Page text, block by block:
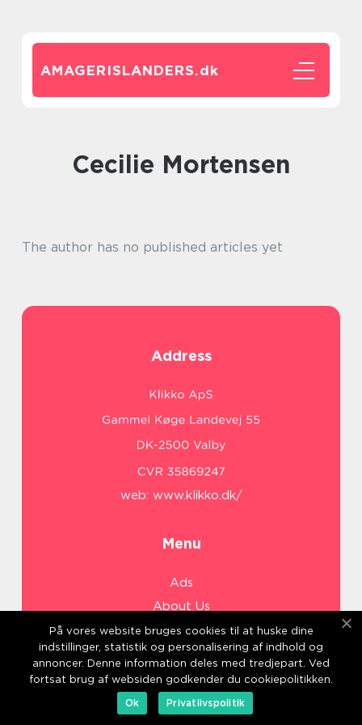
AMAGERISLANDERS.dk
Cecilie Mortensen
The author has no published articles yet
Address
web: www.klikko.dk/
Menu
Ads
About Us
Cookies
Contact
Sitemap
På vores website bruges cookies til at huske dine
indstillinger, statistik og personalisering af indhold og
annoncer. Denne information deles med tredjepart. Ved
fortsat brug af websiden godkender du cookiepolitikken.
Ok
Privatlivspolitik